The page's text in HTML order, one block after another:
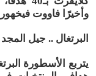
وأخيرًا فاووت فيخهورست
البرتغال .. جيل المجد
يتربع الأسطورة